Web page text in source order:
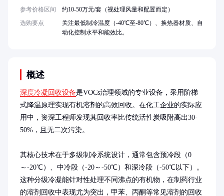
概述
深度冷凝回收设备是VOCs治理领域的专业设备，采用阶梯
式降温原理实现有机溶剂的高效回收。在化工企业的实际应
用中，资深工程师发现其回收率比传统活性炭吸附高出30-
50%，且无二次污染。
其核心技术在于多级制冷系统设计，通常包含预冷段（0
～-20℃）、中冷段（-20～-50℃）和深冷段（-50℃以下）。
这种分级冷凝能针对性处理不同沸点的有机物，在制药行业
的溶剂回收中表现尤为突出，甲苯、丙酮等常见溶剂的回收
参考价格区间
约10-50万元/套（视处理风量和配置而定）
选购要点
关注最低制冷温度（-40℃至-80℃）、换热器材质、自
动化控制水平和能效比。